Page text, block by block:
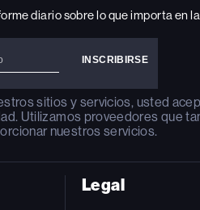
diario sobre lo que importa en
sitios y servicios, usted
. Utilizamos proveedores que
nuestros servicios.
Legal